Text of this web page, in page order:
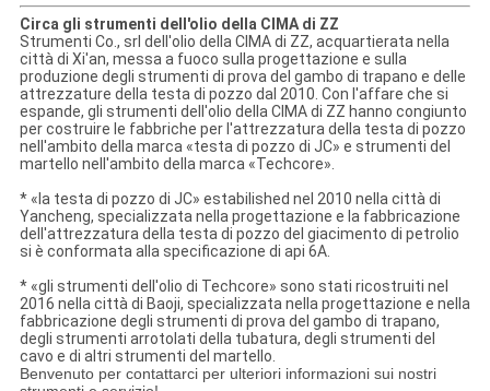
Circa gli strumenti dell'olio della CIMA di ZZ
Strumenti Co., srl dell'olio della CIMA di ZZ, acquartierata nella
città di Xi'an, messa a fuoco sulla progettazione e sulla
produzione degli strumenti di prova del gambo di trapano e delle
attrezzature della testa di pozzo dal 2010. Con l'affare che si
espande, gli strumenti dell'olio della CIMA di ZZ hanno congiunto
per costruire le fabbriche per l'attrezzatura della testa di pozzo
nell'ambito della marca «testa di pozzo di JC» e strumenti del
martello nell'ambito della marca «Techcore».
* «la testa di pozzo di JC» estabilished nel 2010 nella città di
Yancheng, specializzata nella progettazione e la fabbricazione
dell'attrezzatura della testa di pozzo del giacimento di petrolio
si è conformata alla specificazione di api 6A.
* «gli strumenti dell'olio di Techcore» sono stati ricostruiti nel
2016 nella città di Baoji, specializzata nella progettazione e nella
fabbricazione degli strumenti di prova del gambo di trapano,
degli strumenti arrotolati della tubatura, degli strumenti del
cavo e di altri strumenti del martello.
Benvenuto per contattarci per ulteriori informazioni sui nostri